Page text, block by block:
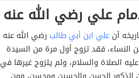
علي رضي الله عنه
أنعلي ابن أبي طالب رضي الله عنه
فقد تزوج أول مرة من السيدة
الصلاة والسلام، ولم يتزوج غيرها في